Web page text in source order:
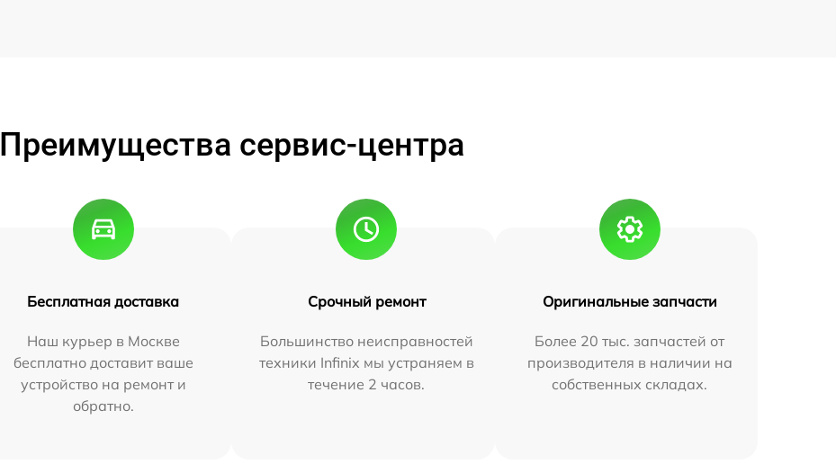
Преимущества сервис-центра
Бесплатная доставка
Наш курьер в Москве
бесплатно доставит ваше
устройство на ремонт и
обратно.
Срочный ремонт
Большинство неисправностей
техники Infinix мы устраняем в
течение 2 часов.
Оригинальные запчасти
Более 20 тыс. запчастей от
производителя в наличии на
собственных складах.